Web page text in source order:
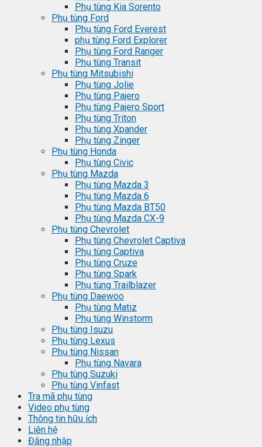
Phụ tùng Kia Sorento
Phụ tùng Ford
Phụ tùng Ford Everest
phụ tùng Ford Explorer
Phụ tùng Ford Ranger
Phụ tùng Transit
Phụ tùng Mitsubishi
Phụ tùng Jolie
Phụ tùng Pajero
Phụ tùng Pajero Sport
Phụ tùng Triton
Phụ tùng Xpander
Phụ tùng Zinger
Phụ tùng Honda
Phụ tùng Civic
Phụ tùng Mazda
Phụ tùng Mazda 3
Phụ tùng Mazda 6
Phụ tùng Mazda BT50
Phụ tùng Mazda CX-9
Phụ tùng Chevrolet
Phụ tùng Chevrolet Captiva
Phụ tùng Captiva
Phụ tùng Cruze
Phụ tùng Spark
Phụ tùng Trailblazer
Phụ tùng Daewoo
Phụ tùng Matiz
Phụ tùng Winstorm
Phụ tùng Isuzu
Phụ tùng Lexus
Phụ tùng Nissan
Phụ tùng Navara
Phụ tùng Suzuki
Phụ tùng Vinfast
Tra mã phụ tùng
Video phụ tùng
Thông tin hữu ích
Liên hệ
Đăng nhập